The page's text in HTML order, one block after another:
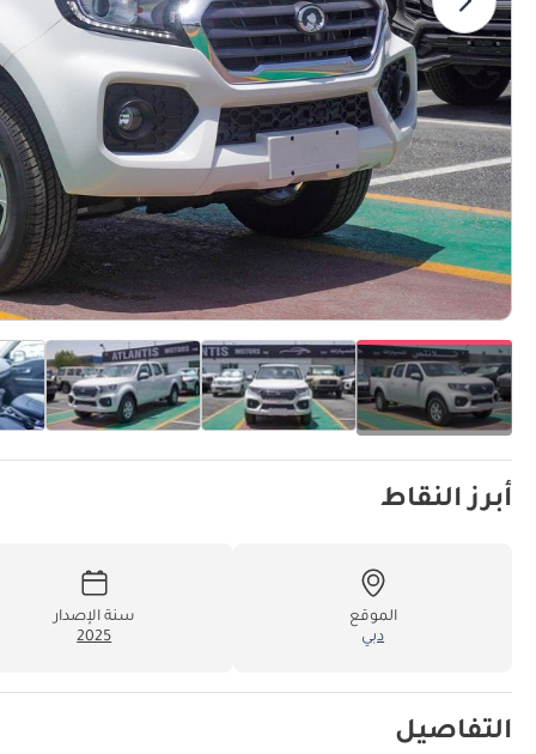
أبرز النقاط
الموقع
دبي
سنة الإصدار
2025
التفاصيل